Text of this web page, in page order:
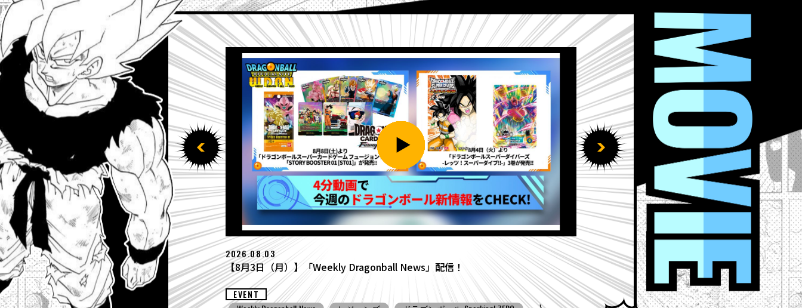
ZERO
2026.07.27
【7月27日（月）】「Weekly Dragonball News」配信！
EVENT
【7月20日（月）】「
EVENT
Weekly Dragonball News